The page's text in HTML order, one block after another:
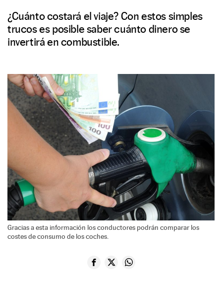
¿Cuánto costará el viaje? Con estos simples
trucos es posible saber cuánto dinero se
invertirá en combustible.
Gracias a esta información los conductores podrán comparar los
costes de consumo de los coches.